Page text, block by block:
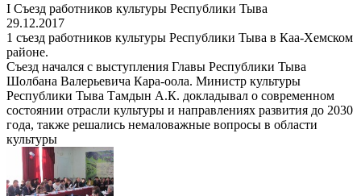
I Съезд работников культуры Республики Тыва
29.12.2017
1 съезд работников культуры Республики Тыва в Каа-Хемском
районе.
Съезд начался с выступления Главы Республики Тыва
Шолбана Валерьевича Кара-оола. Министр культуры
Республики Тыва Тамдын А.К. докладывал о современном
состоянии отрасли культуры и направлениях развития до 2030
года, также решались немаловажные вопросы в области
культуры